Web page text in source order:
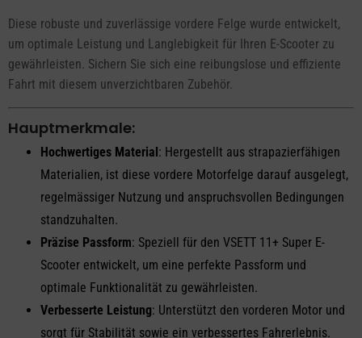
Diese robuste und zuverlässige vordere Felge wurde entwickelt,
um optimale Leistung und Langlebigkeit für Ihren E-Scooter zu
gewährleisten. Sichern Sie sich eine reibungslose und effiziente
Fahrt mit diesem unverzichtbaren Zubehör.
Hauptmerkmale:
Hochwertiges Material: Hergestellt aus strapazierfähigen
Materialien, ist diese vordere Motorfelge darauf ausgelegt,
regelmässiger Nutzung und anspruchsvollen Bedingungen
standzuhalten.
Präzise Passform: Speziell für den VSETT 11+ Super E-
Scooter entwickelt, um eine perfekte Passform und
optimale Funktionalität zu gewährleisten.
Verbesserte Leistung: Unterstützt den vorderen Motor und
sorgt für Stabilität sowie ein verbessertes Fahrerlebnis.